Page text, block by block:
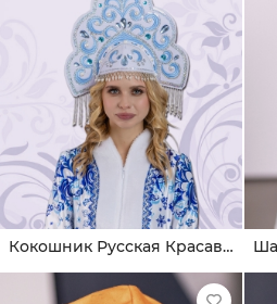
Кокошник Русская Красавица